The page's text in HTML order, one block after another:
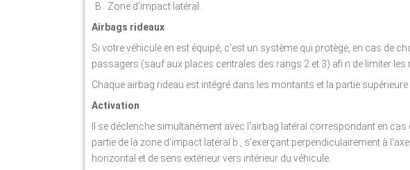
Zone d'impact latéral.
Airbags rideaux
Si votre véhicule en est équipé, c'est un système qui protège, en cas de
passagers (sauf aux places centrales des rangs 2 et 3) afi n de limiter les
Chaque airbag rideau est intégré dans les montants et la partie supérieure
Activation
Il se déclenche simultanément avec l'airbag latéral correspondant en
partie de la zone d'impact latéral b , s'exerçant perpendiculairement à
horizontal et de sens extérieur vers intérieur du véhicule.